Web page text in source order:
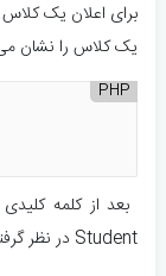
یک کلاس را نشان
PHP
Student در نظر گرفتیم.